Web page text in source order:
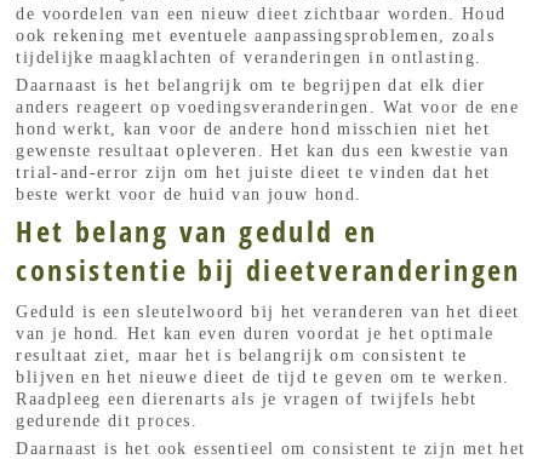
de voordelen van een nieuw dieet zichtbaar worden. Houd
ook rekening met eventuele aanpassingsproblemen, zoals
tijdelijke maagklachten of veranderingen in ontlasting.
Daarnaast is het belangrijk om te begrijpen dat elk dier
anders reageert op voedingsveranderingen. Wat voor de ene
hond werkt, kan voor de andere hond misschien niet het
gewenste resultaat opleveren. Het kan dus een kwestie van
trial-and-error zijn om het juiste dieet te vinden dat het
beste werkt voor de huid van jouw hond.
Het belang van geduld en
consistentie bij dieetveranderingen
Geduld is een sleutelwoord bij het veranderen van het dieet
van je hond. Het kan even duren voordat je het optimale
resultaat ziet, maar het is belangrijk om consistent te
blijven en het nieuwe dieet de tijd te geven om te werken.
Raadpleeg een dierenarts als je vragen of twijfels hebt
gedurende dit proces.
Daarnaast is het ook essentieel om consistent te zijn met het